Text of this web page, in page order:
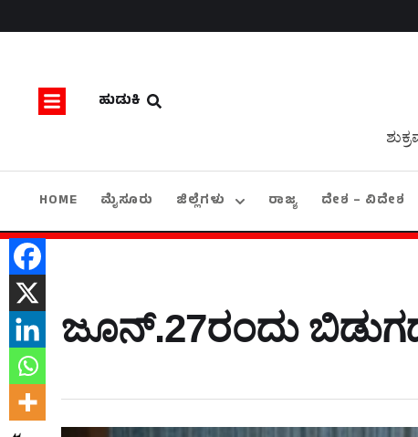
ಹುಡುಕಿ
HOME ಮೈಸೂರು ಜಿಲ್ಲೆಗಳು ರಾಜ್ಯ ದೇಶ – ವಿದೇಶ
ಜೂನ್‍.27ರಂದು